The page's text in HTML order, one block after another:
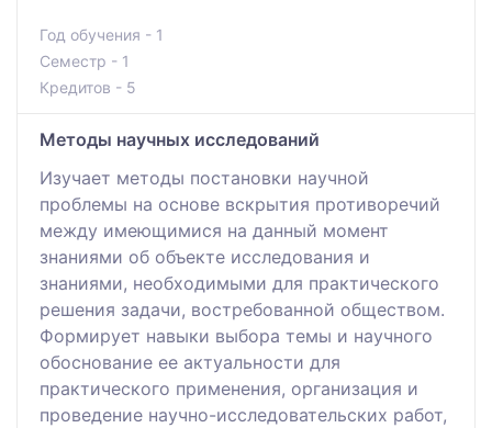
Год обучения - 1
Семестр - 1
Кредитов - 5
Методы научных исследований
Изучает методы постановки научной
проблемы на основе вскрытия противоречий
между имеющимися на данный момент
знаниями об объекте исследования и
знаниями, необходимыми для практического
решения задачи, востребованной обществом.
Формирует навыки выбора темы и научного
обоснование ее актуальности для
практического применения, организация и
проведение научно-исследовательских работ,